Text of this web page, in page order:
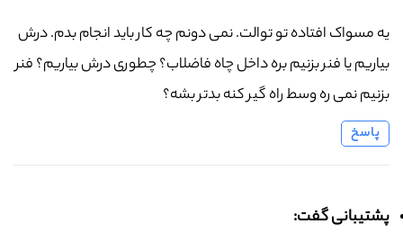
یه مسواک افتاده تو توالت. نمی دونم چه کار باید انجام بدم. درش
بیاریم یا فنر بزنیم بره داخل چاه فاضلاب؟ چطوری درش بیاریم؟ فنر
بزنیم نمی ره وسط راه گیر کنه بدتر بشه؟
پاسخ
پشتیبانی گفت: